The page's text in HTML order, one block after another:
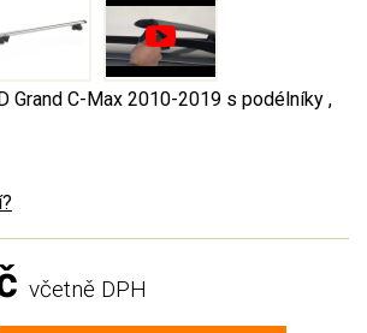
Grand C-Max 2010-2019 s podélníky ,
včetně DPH